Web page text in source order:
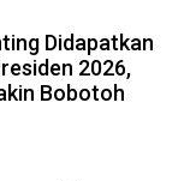
Didapatkan
2026,
Bobotoh